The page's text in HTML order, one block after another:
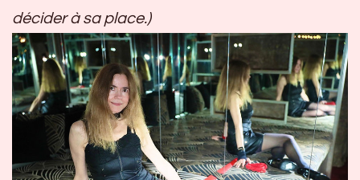
décider à sa place.)